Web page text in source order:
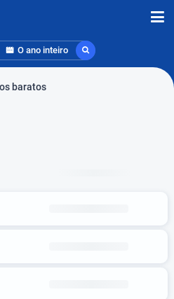
O ano inteiro
baratos